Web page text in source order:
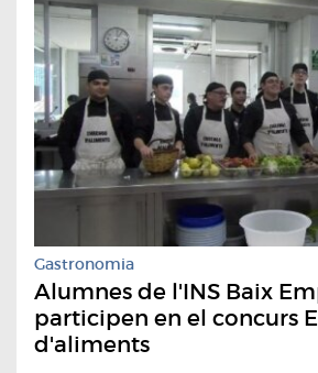
Gastronomia
Alumnes de l'INS Baix
participen en el concurs
d'aliments